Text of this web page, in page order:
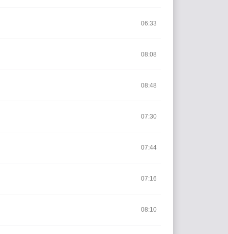
06:33
08:08
08:48
07:30
07:44
07:16
08:10